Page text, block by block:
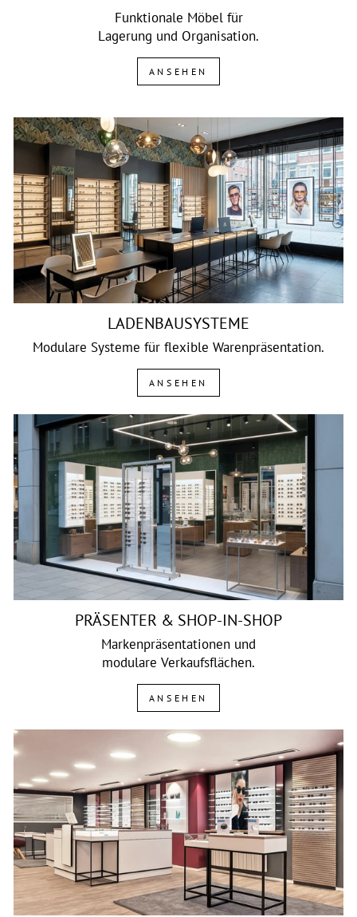
Funktionale Möbel für
Lagerung und Organisation.
ANSEHEN
LADENBAUSYSTEME
Modulare Systeme für flexible Warenpräsentation.
ANSEHEN
PRÄSENTER & SHOP-IN-SHOP
Markenpräsentationen und
modulare Verkaufsflächen.
ANSEHEN